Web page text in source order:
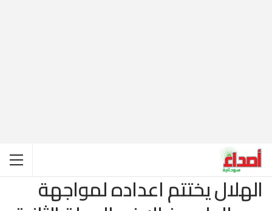
الهلال يختتم اعداده لمواجهة